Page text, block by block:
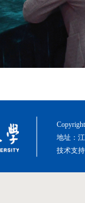
地址：
技术支